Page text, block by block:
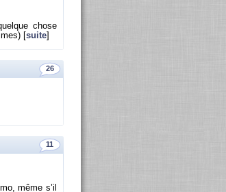
chose
[ suite
26
11
même s’il